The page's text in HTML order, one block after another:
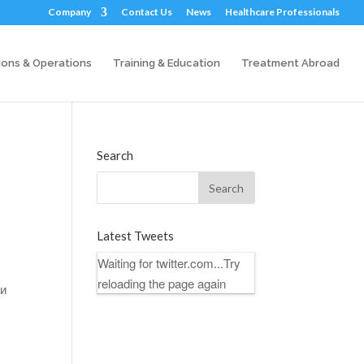
Company Contact Us News Healthcare Professionals
& Operations Training & Education Treatment Abroad
Search
Latest Tweets
Waiting for twitter.com...Try
reloading the page again